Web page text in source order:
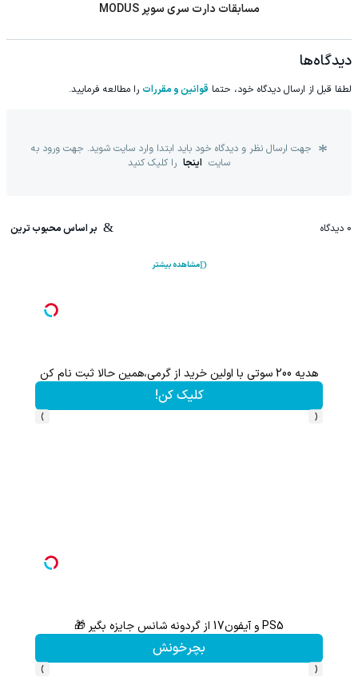
مسابقات دارت سری سوپر MODUS
دیدگاه‌ها
لطفا قبل از ارسال دیدگاه خود، حتما قوانین و مقررات را مطالعه فرمایید.
جهت ارسال نظر و دیدگاه خود باید ابتدا وارد سایت شوید. جهت ورود به
سایت اینجا را کلیک کنید
0 دیدگاه بر اساس محبوب ترین
مشاهده بیشتر
با خرید اول از گریم 200
‹
›
از آیفون 17 تا پلی استیشن 5 جایزه ببر 🎮😍📱 | بازی کن ، گردونه بچرخون
‹
›